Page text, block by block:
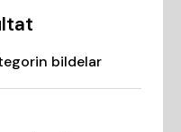
bildelar